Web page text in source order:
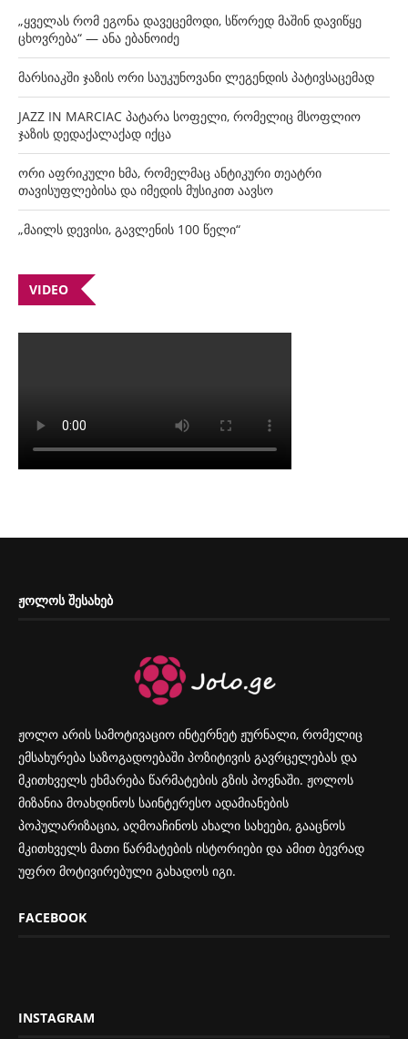
„ყველას რომ ეგონა დავეცემოდი, სწორედ მაშინ დავიწყე
ცხოვრება“ — ანა ებანოიძე
მარსიაკში ჯაზის ორი საუკუნოვანი ლეგენდის პატივსაცემად
JAZZ IN MARCIAC პატარა სოფელი, რომელიც მსოფლიო
ჯაზის დედაქალაქად იქცა
ორი აფრიკული ხმა, რომელმაც ანტიკური თეატრი
თავისუფლებისა და იმედის მუსიკით აავსო
„მაილს დევისი, გავლენის 100 წელი“
VIDEO
ᲟᲝᲚᲝᲡ ᲨᲔᲡᲐᲮᲔᲑ
ჟოლო არის სამოტივაციო ინტერნეტ ჟურნალი, რომელიც
ემსახურება საზოგადოებაში პოზიტივის გავრცელებას და
მკითხველს ეხმარება წარმატების გზის პოვნაში. ჟოლოს
მიზანია მოახდინოს საინტერესო ადამიანების
პოპულარიზაცია, აღმოაჩინოს ახალი სახეები, გააცნოს
მკითხველს მათი წარმატების ისტორიები და ამით ბევრად
უფრო მოტივირებული გახადოს იგი.
FACEBOOK
INSTAGRAM